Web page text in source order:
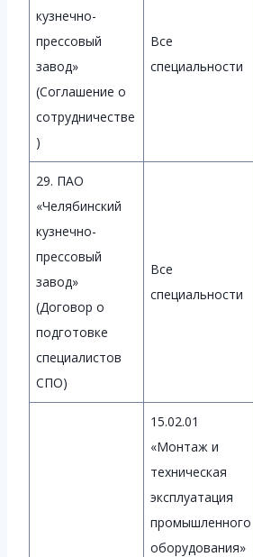
кузнечно-
прессовый
завод»
(Соглашение о
сотрудничестве
)
Все
специальности
29. ПАО
«Челябинский
кузнечно-
прессовый
завод»
(Договор о
подготовке
специалистов
СПО)
Все
специальности
15.02.01
«Монтаж и
техническая
эксплуатация
промышленного
оборудования»